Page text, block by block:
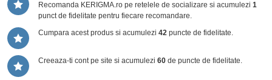
Recomanda KERIGMA.ro pe retelele de socializare si acumulezi 1
punct de fidelitate pentru fiecare recomandare.
Cumpara acest produs si acumulezi 42 puncte de fidelitate.
Creeaza-ti cont pe site si acumulezi 60 de puncte de fidelitate.